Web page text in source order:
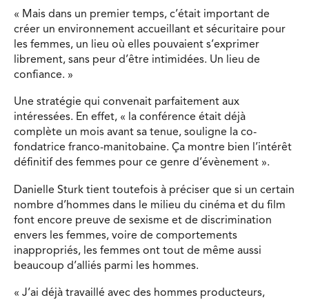
« Mais dans un premier temps, c’était important de
créer un environnement accueillant et sécuritaire pour
les femmes, un lieu où elles pouvaient s’exprimer
librement, sans peur d’être intimidées. Un lieu de
confiance. »
Une stratégie qui convenait parfaitement aux
intéressées. En effet, « la conférence était déjà
complète un mois avant sa tenue, souligne la co-
fondatrice franco-manitobaine. Ça montre bien l’intérêt
définitif des femmes pour ce genre d’évènement ».
Danielle Sturk tient toutefois à préciser que si un certain
nombre d’hommes dans le milieu du cinéma et du film
font encore preuve de sexisme et de discrimination
envers les femmes, voire de comportements
inappropriés, les femmes ont tout de même aussi
beaucoup d’alliés parmi les hommes.
« J’ai déjà travaillé avec des hommes producteurs,